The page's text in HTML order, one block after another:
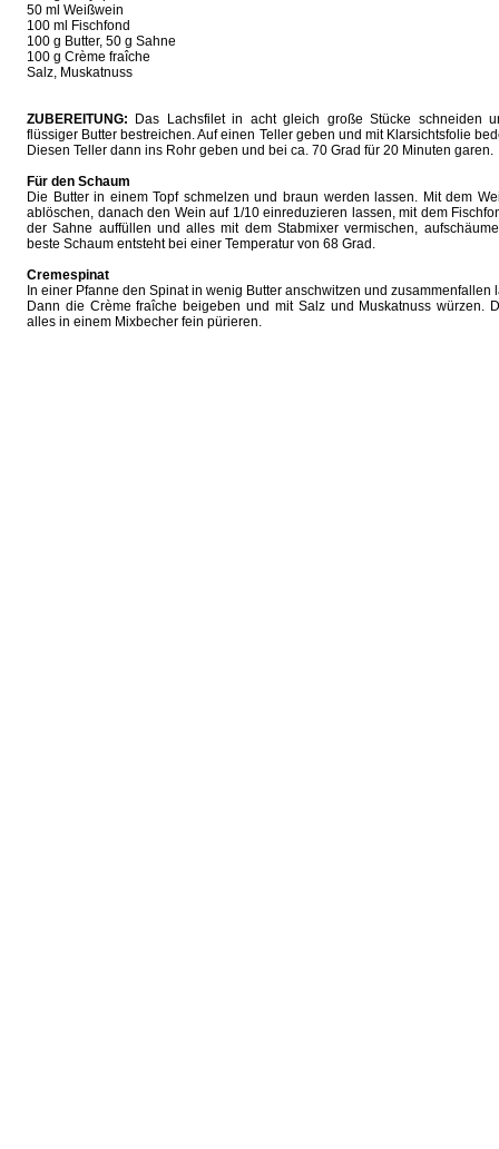
50 ml Weißwein
100 ml Fischfond
100 g Butter, 50 g Sahne
100 g Crème fraîche
Salz, Muskatnuss
ZUBEREITUNG:
Das Lachsfilet in acht gleich große Stücke schneiden
flüssiger Butter bestreichen. Auf einen Teller geben und mit Klarsichtsfolie
Diesen Teller dann ins Rohr geben und bei ca. 70 Grad für 20 Minuten garen.
Für den Schaum
Die Butter in einem Topf schmelzen und braun werden lassen. Mit dem
ablöschen, danach den Wein auf 1/10 einreduzieren lassen, mit dem
der Sahne auffüllen und alles mit dem Stabmixer vermischen,
beste Schaum entsteht bei einer Temperatur von 68 Grad.
Cremespinat
In einer Pfanne den Spinat in wenig Butter anschwitzen und zusammenfallen
Dann die Crème fraîche beigeben und mit Salz und Muskatnuss würzen.
alles in einem Mixbecher fein pürieren.